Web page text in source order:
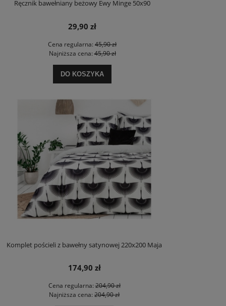
Ręcznik bawełniany beżowy Ewy Minge 50x90
29,90 zł
Cena regularna: 45,90 zł
Najniższa cena:45,90 zł
DO KOSZYKA
Komplet pościeli z bawełny satynowej 220x200 Maja
174,90 zł
Cena regularna:204,90 zł
Najniższa cena: 204,90 zł